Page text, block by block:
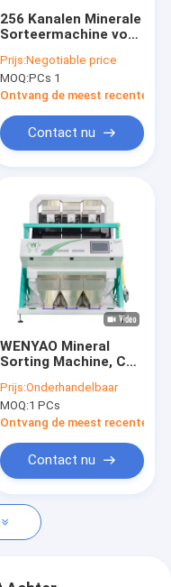
256 Kanalen Minerale
Sorteermachine voor
van de Kwartssteen
Prijs:Negotiable price
MOQ:PCs 1
Ontvang de meest recente
Contact nu
WENYAO Mineral
Sorting Machine, Ce-
van het Kwartszand
Prijs:Onderhandelbaar
MOQ:1 PCs
Ontvang de meest recente
Contact nu